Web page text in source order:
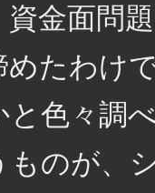
資金面問
めたわけ
と色々調
ものが、